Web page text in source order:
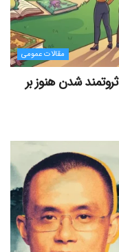
مقالات عمومی
ثروتمند شدن هنوز بر